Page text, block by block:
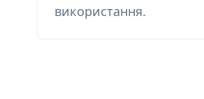
використання.